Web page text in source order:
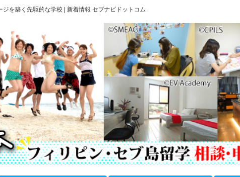
を築く先駆的な学校 | 新着情報 セブナビドットコム